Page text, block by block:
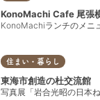
KonoMachi Cafe 尾張
KonoMachiランチのメニ
住まい・暮らし
東海市創造の杜交流館
写真展「岩合光昭の日本